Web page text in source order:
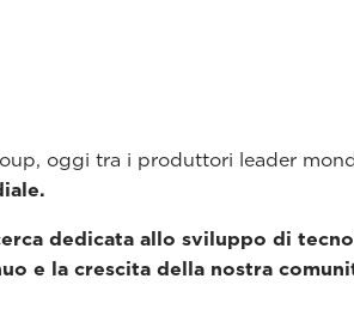
oggi tra i produttori leader
dedicata allo sviluppo di
e la crescita della nostra